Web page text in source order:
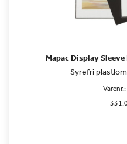
Mapac Display
Syrefri
Varenr.: